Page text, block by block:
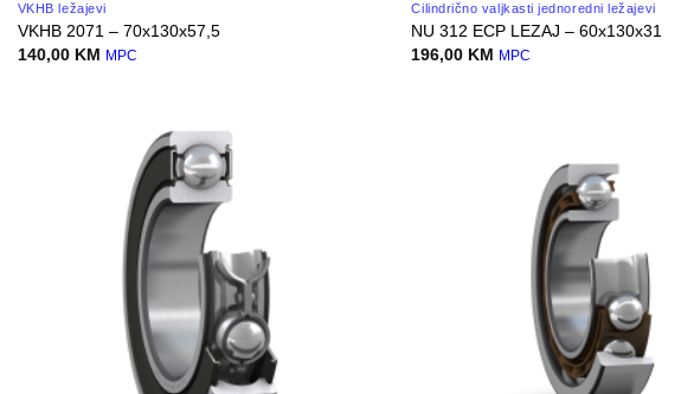
VKHB ležajevi
VKHB 2071 – 70x130x57,5
140,00 KM MPC
Cilindrično valjkasti jednoredni ležajevi
NU 312 ECP LEZAJ – 60x130x31
196,00 KM MPC